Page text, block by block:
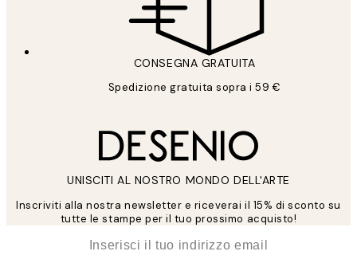
CONSEGNA GRATUITA
Spedizione gratuita sopra i 59 €
UNISCITI AL NOSTRO MONDO DELL'ARTE
Inscriviti alla nostra newsletter e riceverai il 15% di sconto su
tutte le stampe per il tuo prossimo acquisto!